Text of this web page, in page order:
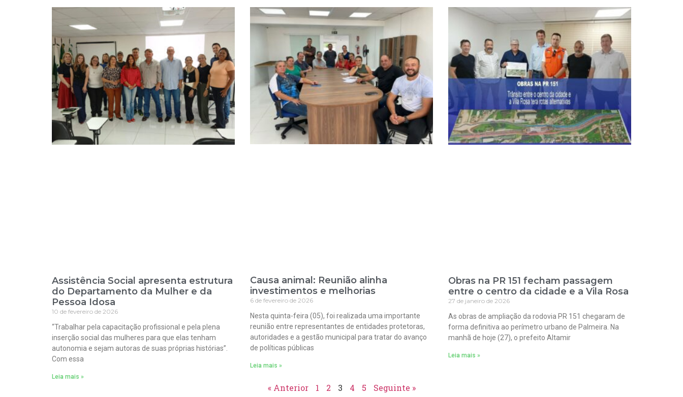
Assistência Social apresenta estrutura
do Departamento da Mulher e da
Pessoa Idosa
10 de fevereiro de 2026
“Trabalhar pela capacitação profissional e pela plena
inserção social das mulheres para que elas tenham
autonomia e sejam autoras de suas próprias histórias”.
Com essa
Leia mais »
Causa animal: Reunião alinha
investimentos e melhorias
6 de fevereiro de 2026
Nesta quinta-feira (05), foi realizada uma importante
reunião entre representantes de entidades protetoras,
autoridades e a gestão municipal para tratar do avanço
de políticas públicas
Leia mais »
Obras na PR 151 fecham passagem
entre o centro da cidade e a Vila Rosa
27 de janeiro de 2026
As obras de ampliação da rodovia PR 151 chegaram de
forma definitiva ao perímetro urbano de Palmeira. Na
manhã de hoje (27), o prefeito Altamir
Leia mais »
« Anterior 1 2 3 4 5 Seguinte »